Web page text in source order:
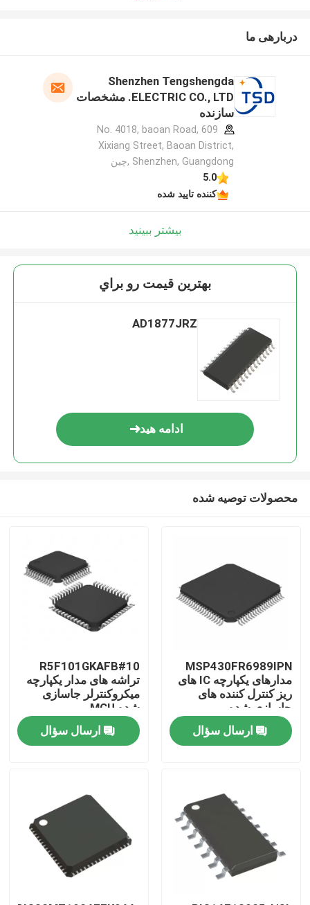
صفحه اصلی
محصولات
فیلم های
دربارهی ما
Shenzhen Tengshengda
ELECTRIC CO., LTD. مشخصات
سازنده
609 No. 4018, baoan Road,
Xixiang Street, Baoan District,
Shenzhen, Guangdong ,چین
5.0
کننده تایید شده
بیشتر ببینید
بهترين قيمت رو براي
AD1877JRZ
ادامه هید
محصولات توصیه شده
MSP430FR6989IPN
مدارهای یکپارچه IC های
ریز کنترل کننده های
جاسازی شده
ارسال سؤال
R5F101GKAFB#10
تراشه های مدار یکپارچه
میکروکنترلر جاسازی
شده MCU
ارسال سؤال